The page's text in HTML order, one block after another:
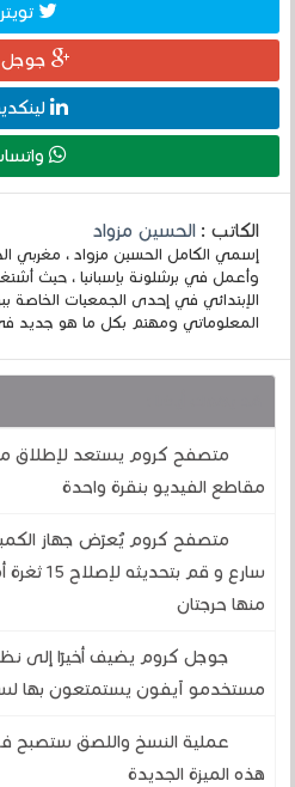
تويتر
الكاتب :الحسين مزواد
وأعمل في برشلونة بإسبانيا ، حيث
الإبتدائي في إحدى الجمعيات الخاصة
المعلوماتي ومهتم بكل ما هو جديد
متصفح كروم يستعد لإطلاق
مقاطع الفيديو بنقرة واحدة
متصفح كروم يُعرّض جهاز
سارع و قم
منها حرجتان
جوجل كروم يضيف أخيرًا إلى
مستخدمو آيفون يستمتعون بها
عملية النسخ واللصق
هذه الميزة الجديدة